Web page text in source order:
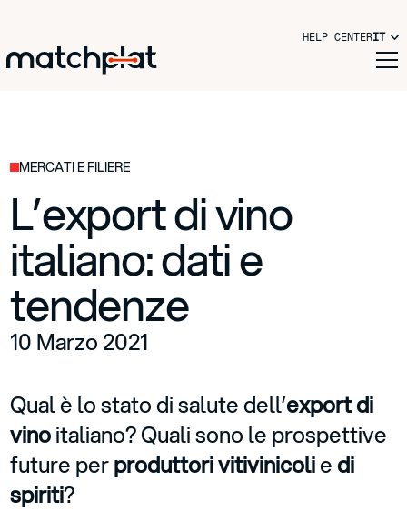
HELP CENTERIT
MERCATI E FILIERE
L’export di vino
italiano: dati e
tendenze
10 Marzo 2021
Qual è lo stato di salute dell’export di
vinoitaliano? Quali sono le prospettive
future perproduttori vitivinicoliedi
spiriti?